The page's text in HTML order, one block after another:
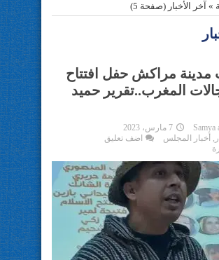
» آخر الأخبار (صفحة 5)
مدينة مراكش حفل افتتاح
المغرب..تقرير حميد
Samya
7 مارس، 2023
, أخبار المجلس
اضف تعليق